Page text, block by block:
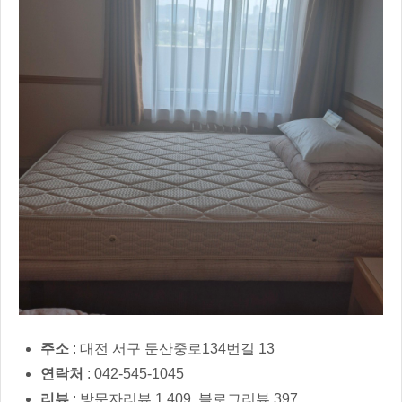
주소 : 대전 서구 둔산중로134번길 13
연락처 : 042-545-1045
리뷰 : 방문자리뷰 1,409, 블로그리뷰 397